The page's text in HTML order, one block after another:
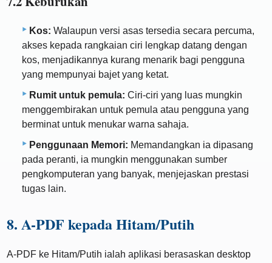
Kos: Walaupun versi asas tersedia secara percuma,
akses kepada rangkaian ciri lengkap datang dengan
kos, menjadikannya kurang menarik bagi pengguna
yang mempunyai bajet yang ketat.
Rumit untuk pemula: Ciri-ciri yang luas mungkin
menggembirakan untuk pemula atau pengguna yang
berminat untuk menukar warna sahaja.
Penggunaan Memori: Memandangkan ia dipasang
pada peranti, ia mungkin menggunakan sumber
pengkomputeran yang banyak, menjejaskan prestasi
tugas lain.
8. A-PDF kepada Hitam/Putih
A-PDF ke Hitam/Putih ialah aplikasi berasaskan desktop